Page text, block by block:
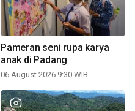
Pameran seni rupa karya
anak di Padang
06 August 2026 9:30 WIB